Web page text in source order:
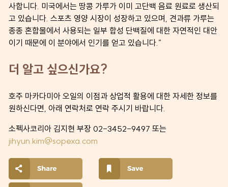
사합니다. 미국에서는 땅콩 가루가 이미 고단백 음료 원료로 생산되
고 있습니다. 스포츠 영양 시장이 성장하고 있으며, 견과류 가루는
종종 혼합물에서 사용되는 일부 합성 단백질에 대한 자연적인 대안
이기 때문에 이 분야에서 인기를 얻고 있습니다.”
더 알고 싶으신가요?
호주 마카다미아 오일의 이점과 상업적 활용에 대한 자세한 정보를
원하신다면, 아래 연락처로 연락 주시기 바랍니다.
소펙사코리아 김지현 부장 02-3452-9497 또는
jihyun.kim@sopexa.com